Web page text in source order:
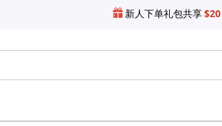
新人下单礼包共享$20